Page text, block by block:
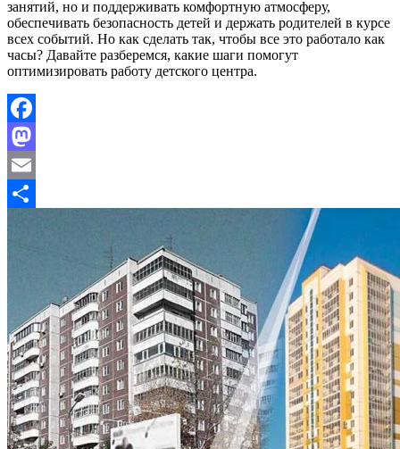
занятий, но и поддерживать комфортную атмосферу,
обеспечивать безопасность детей и держать родителей в курсе
всех событий. Но как сделать так, чтобы все это работало как
часы? Давайте разберемся, какие шаги помогут
оптимизировать работу детского центра.
Facebook
Mastodon
Email